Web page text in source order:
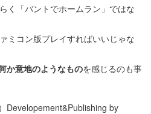
く「バントでホームラン」ではな
ミコン版プレイすればいいじゃな
か意地のようなものを感じるのも事
Developement&Publishing by